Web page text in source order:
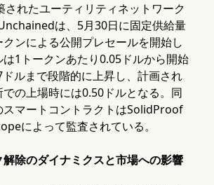
されたユーティリティネットワーク
は、5月30日に固定供給量
ンによる公開プレセールを開始し
1トークンあたり0.05ドルから開始
ルまで段階的に上昇し、計画され
の上場時には0.50ドルとなる。同
スマートコントラクトはSolidProof
によって監査されている。
解除のダイナミクスと市場への影響